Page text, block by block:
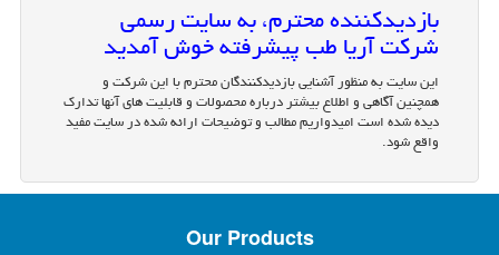
بازدیدکننده محترم، به سایت رسمی
شرکت آریا طب پیشرفته خوش آمدید
این سایت به منظور آشنایی بازدیدکنندگان محترم با این شرکت و
همچنین آگاهی و اطلاع بیشتر درباره محصولات و قابلیت های آنها تدارک
دیده شده است امیدواریم مطالب و توضیحات ارائه شده در سایت مفید
واقع شود.
Our Products